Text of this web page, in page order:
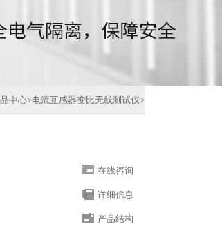
中心>电流互感器变比无线测试仪>
在线咨询
详细信息
产品结构